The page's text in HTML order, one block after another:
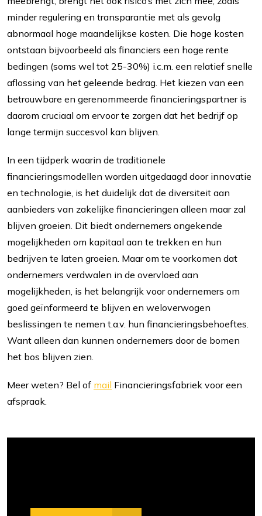
minder regulering en transparantie met als gevolg
abnormaal hoge maandelijkse kosten. Die hoge kosten
ontstaan bijvoorbeeld als financiers een hoge rente
bedingen (soms wel tot 25-30%) i.c.m. een relatief snelle
aflossing van het geleende bedrag. Het kiezen van een
betrouwbare en gerenommeerde financieringspartner is
daarom cruciaal om ervoor te zorgen dat het bedrijf op
lange termijn succesvol kan blijven.
In een tijdperk waarin de traditionele
financieringsmodellen worden uitgedaagd door innovatie
en technologie, is het duidelijk dat de diversiteit aan
aanbieders van zakelijke financieringen alleen maar zal
blijven groeien. Dit biedt ondernemers ongekende
mogelijkheden om kapitaal aan te trekken en hun
bedrijven te laten groeien. Maar om te voorkomen dat
ondernemers verdwalen in de overvloed aan
mogelijkheden, is het belangrijk voor ondernemers om
goed geïnformeerd te blijven en weloverwogen
beslissingen te nemen t.a.v. hun financieringsbehoeftes.
Want alleen dan kunnen ondernemers door de bomen
het bos blijven zien.
Meer weten? Bel of mail Financieringsfabriek voor een
afspraak.